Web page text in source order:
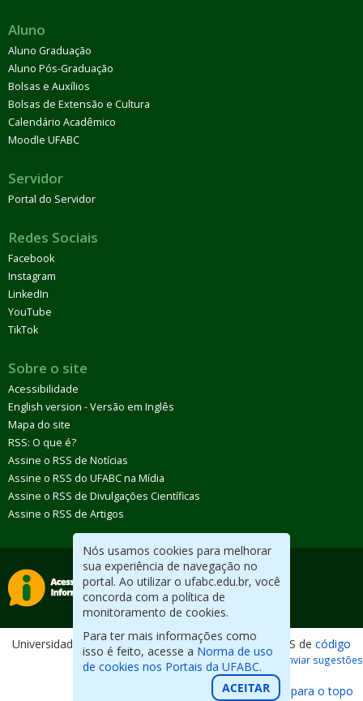
Nós usamos cookies para melhorar
sua experiência de navegação no
portal. Ao utilizar o ufabc.edu.br, você
concorda com a política de
monitoramento de cookies.
Para ter mais informações como
isso é feito, acesse a Norma de uso
de cookies nos Portais da UFABC.
ACEITAR
Aluno
Aluno Graduação
Aluno Pós-Graduação
Bolsas e Auxílios
Bolsas de Extensão e Cultura
Calendário Acadêmico
Moodle UFABC
Servidor
Portal do Servidor
Redes Sociais
Facebook
Instagram
LinkedIn
YouTube
TikTok
Sobre o site
Acessibilidade
English version - Versão em Inglês
Mapa do site
RSS: O que é?
Assine o RSS de Notícias
Assine o RSS do UFABC na Mídia
Assine o RSS de Divulgações Científicas
Assine o RSS de Artigos
Universidade Federal do ABC. Desenvolvido com CMS de código
aberto. Reportar erros / Enviar sugestões
Voltar para o topo